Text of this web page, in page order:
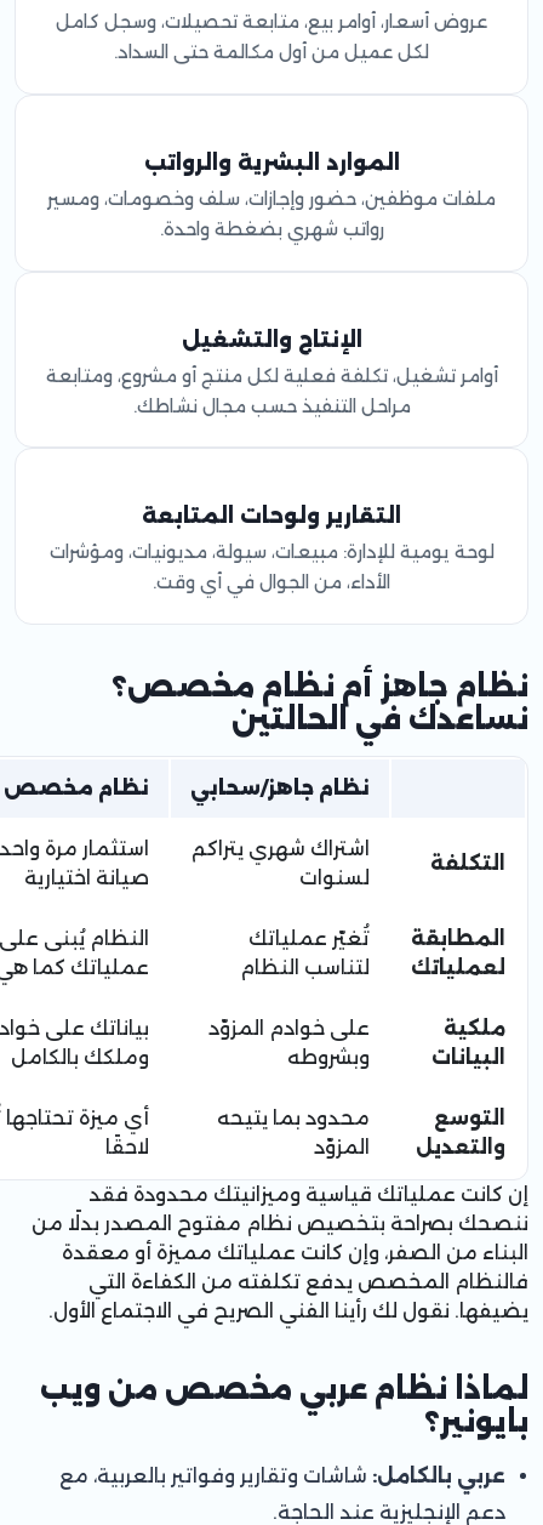
عروض أسعار، أوامر بيع، متابعة تحصيلات، وسجل كامل
لكل عميل من أول مكالمة حتى السداد.
الموارد البشرية والرواتب
ملفات موظفين، حضور وإجازات، سلف وخصومات، ومسير
رواتب شهري بضغطة واحدة.
الإنتاج والتشغيل
أوامر تشغيل، تكلفة فعلية لكل منتج أو مشروع، ومتابعة
مراحل التنفيذ حسب مجال نشاطك.
التقارير ولوحات المتابعة
لوحة يومية للإدارة: مبيعات، سيولة، مديونيات، ومؤشرات
الأداء، من الجوال في أي وقت.
نظام جاهز أم نظام مخصص؟
نساعدك في الحالتين
نظام جاهز/سحابي نظام مخصص
التكلفة
اشتراك شهري يتراكم
لسنوات
استثمار مرة
صيانة اختيارية
المطابقة
لعملياتك
تُغيّر عملياتك
لتناسب النظام
النظام يُبنى على
عملياتك كما
ملكية
البيانات
على خوادم المزوّد
وبشروطه
بياناتك على
وملكك بالكامل
التوسع
والتعديل
محدود بما يتيحه
المزوّد
أي ميزة
لاحقًا
إن كانت عملياتك قياسية وميزانيتك محدودة فقد
ننصحك بصراحة بتخصيص نظام مفتوح المصدر بدلًا من
البناء من الصفر، وإن كانت عملياتك مميزة أو معقدة
فالنظام المخصص يدفع تكلفته من الكفاءة التي
يضيفها. نقول لك رأينا الفني الصريح في الاجتماع الأول.
لماذا نظام عربي مخصص من ويب
بايونير؟
عربي بالكامل: شاشات وتقارير وفواتير بالعربية، مع
دعم الإنجليزية عند الحاجة.